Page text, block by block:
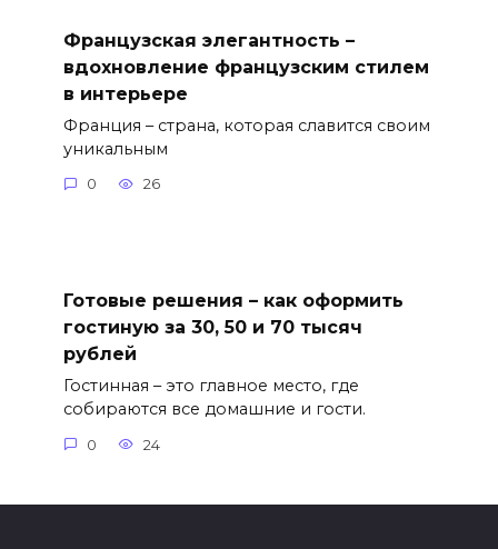
Французская элегантность –
вдохновление французским стилем
в интерьере
Франция – страна, которая славится своим
уникальным
0 26
Готовые решения – как оформить
гостиную за 30, 50 и 70 тысяч
рублей
Гостинная – это главное место, где
собираются все домашние и гости.
0 24